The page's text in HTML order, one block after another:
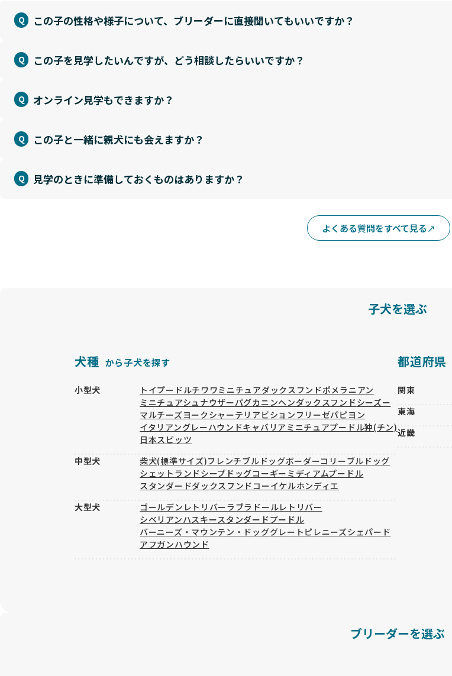
この子の性格や様子について、ブリーダーに直接聞いてもいいですか？
この子を見学したいんですが、どう相談したらいいですか？
オンライン見学もできますか？
この子と一緒に親犬にも会えますか？
見学のときに準備しておくものはありますか？
よくある質問をすべて見る
子犬を選ぶ
犬種 から子犬を探す
小型犬 トイプードルチワワミニチュアダックスフンドポメラニアン
ミニチュアシュナウザーパグカニンヘンダックスフンドシーズー
マルチーズヨークシャーテリア ビションフリーゼパピヨン
イタリアングレーハウンドキャバリア ミニチュアプードル狆(チン)
日本スピッツ
中型犬
柴犬(標準サイズ)フレンチブルドッグボーダーコリーブルドッグ
シェットランドシープドッグコーギー ミディアムプードル
スタンダードダックスフンドコーイケルホンディエ
大型犬
ゴールデンレトリバーラブラドールレトリバー
シベリアンハスキースタンダードプードル
バーニーズ・マウンテン・ドッググレートピレニーズシェパード
アフガンハウンド
都道府県
関東
東海
近畿
ブリーダーを選ぶ